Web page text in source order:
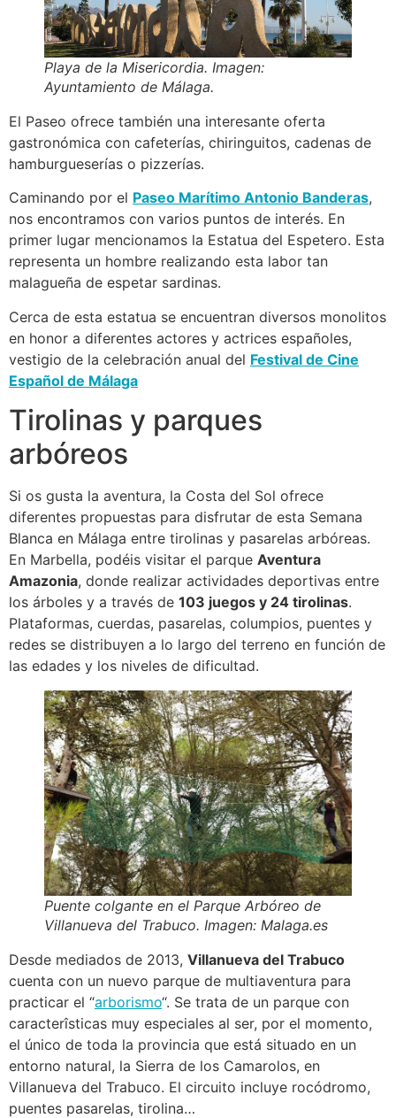
Playa de la Misericordia. Imagen:
Ayuntamiento de Málaga.
El Paseo ofrece también una interesante oferta
gastronómica con cafeterías, chiringuitos, cadenas de
hamburgueserías o pizzerías.
Caminando por el Paseo Marítimo Antonio Banderas,
nos encontramos con varios puntos de interés. En
primer lugar mencionamos la Estatua del Espetero. Esta
representa un hombre realizando esta labor tan
malagueña de espetar sardinas.
Cerca de esta estatua se encuentran diversos monolitos
en honor a diferentes actores y actrices españoles,
vestigio de la celebración anual del Festival de Cine
Español de Málaga
Tirolinas y parques
arbóreos
Si os gusta la aventura, la Costa del Sol ofrece
diferentes propuestas para disfrutar de esta Semana
Blanca en Málaga entre tirolinas y pasarelas arbóreas.
En Marbella, podéis visitar el parque Aventura
Amazonia, donde realizar actividades deportivas entre
los árboles y a través de 103 juegos y 24 tirolinas.
Plataformas, cuerdas, pasarelas, columpios, puentes y
redes se distribuyen a lo largo del terreno en función de
las edades y los niveles de dificultad.
Puente colgante en el Parque Arbóreo de
Villanueva del Trabuco. Imagen: Malaga.es
Desde mediados de 2013, Villanueva del Trabuco
cuenta con un nuevo parque de multiaventura para
practicar el “arborismo“. Se trata de un parque con
caracterîsticas muy especiales al ser, por el momento,
el único de toda la provincia que está situado en un
entorno natural, la Sierra de los Camarolos, en
Villanueva del Trabuco. El circuito incluye rocódromo,
puentes pasarelas, tirolina…